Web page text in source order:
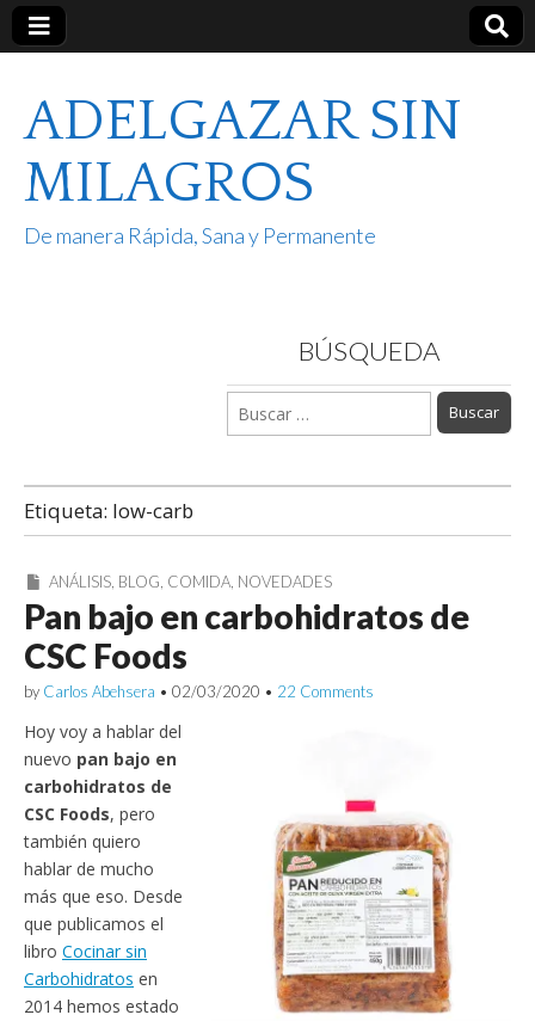
ADELGAZAR SIN
MILAGROS
De manera Rápida, Sana y Permanente
BÚSQUEDA
Buscar:
Etiqueta: low-carb
ANÁLISIS, BLOG, COMIDA, NOVEDADES
Pan bajo en carbohidratos de
CSC Foods
by Carlos Abehsera • 02/03/2020 • 22 Comments
Hoy voy a hablar del
nuevo pan bajo en
carbohidratos de
CSC Foods, pero
también quiero
hablar de mucho
más que eso. Desde
que publicamos el
libro Cocinar sin
Carbohidratos en
2014 hemos estado